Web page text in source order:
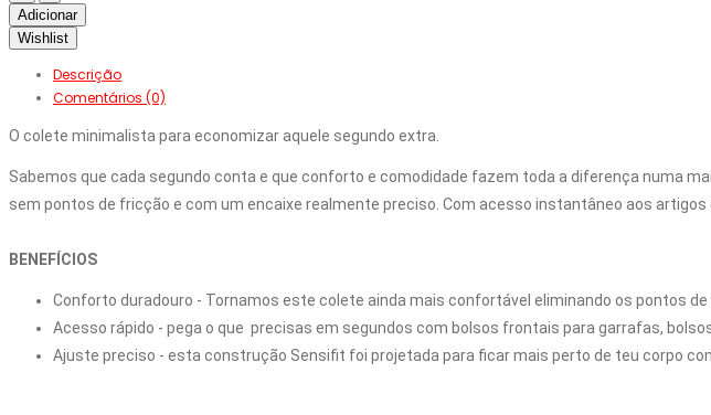
Adicionar
Wishlist
Descrição
Comentários (0)
O colete minimalista para economizar aquele segundo extra.
Sabemos que cada segundo conta e que conforto e comodidade fazem toda a diferença numa
sem pontos de fricção e com um encaixe realmente preciso. Com acesso instantâneo aos
BENEFÍCIOS
Ajuste preciso - esta construção Sensifit foi projetada para ficar mais perto de teu corpo